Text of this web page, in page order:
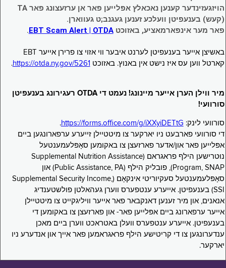
הויזגעזינדער קענען נאכאלץ אפּלייען פאר אן ערזעצונג פאר TA
(קעש) בענעפיטן וועלכע זענען געגנב;ט געווארן.
פאר מער אינפארמאציע, באזוכטEBT Scam Alert | OTDA
.
באשיצן אייער בענעפיטן לערנט איבער ווי אזוי צו פרירן אייער EBT
קארטל ווען עס איז נישט אין באנוץ. באזוכט https://otda.ny.gov/5261
.
מיר ווילן הערן אייער מיינונג! נעמט די OTDA רעגירונג בענעפיטן
סורוועי!
סורוועי לינק: https://forms.office.com/g/iXXyiDETtG
.
די סורוועי פארבעט ניו יארקער צו מיטטיילן זייערע ערפארונגען ביים
אפּלייען פאר און/אדער פארזעצן צו באקומען סאָפּלעמענטעל
נוּטרישען הילף פראגראם (Supplemental Nutrition Assistance
Program, SNAP), פובליק הילף (Public Assistance, PA) און
סאָפּלעמענטעל סעקיוריטי אינקאָם (Supplemental Security Income,
SSI) בענעפיטן. אייערע ענטפערס ווערן געהאלטן פולשטענדיג
אנאנים, און מיר זענען דאנקבאר פאר אייער וויליגקייט צו מיטטיילן
אייער ערפארונג ביים אפּלייען פאר- און פארזעצן צו באקומען די
בענעפיטן. אייערע ענטפערס וועלן באטראכט ווערן ביים מאכן
ענדערונגען צו די קריטישע הילף פראגראמען פאר אייך און אנדערע ניו
יארקער.